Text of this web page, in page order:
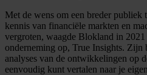
Met de wens om een breder publiek
kennis van financiële markten en
vergroten, waagde Blokland in
onderneming op, True Insights.
analyses van de ontwikkelingen op
eenvoudig kunt vertalen naar je